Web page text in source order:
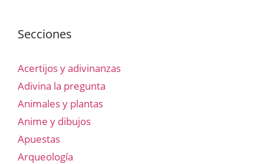
Secciones
Acertijos y adivinanzas
Adivina la pregunta
Animales y plantas
Anime y dibujos
Apuestas
Arqueología